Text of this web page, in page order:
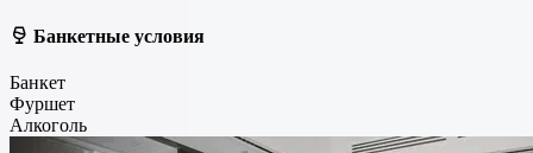
Банкетные условия
Банкет
Фуршет
Алкоголь